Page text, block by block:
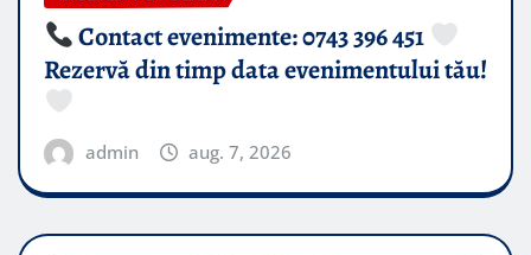
Contact evenimente: 0743 396 451
Rezervă din timp data evenimentului tău!
admin aug. 7, 2026